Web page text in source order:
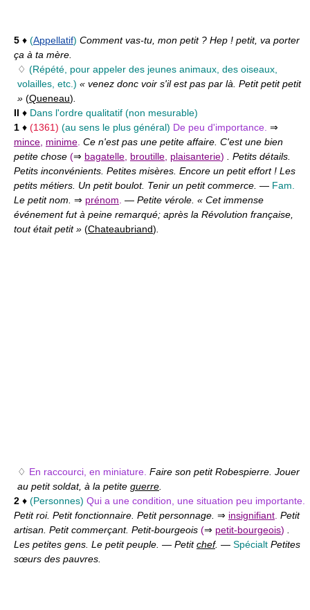
5 ♦ (Appellatif) Comment vas-tu, mon petit ? Hep ! petit, va porter
ça à ta mère.
♢ (Répété, pour appeler des jeunes animaux, des oiseaux,
volailles, etc.) « venez donc voir s'il est pas par là. Petit petit petit
» (Queneau).
II ♦ Dans l'ordre qualitatif (non mesurable)
1 ♦ (1361) (au sens le plus général) De peu d'importance. ⇒
mince, minime. Ce n'est pas une petite affaire. C'est une bien
petite chose (⇒ bagatelle, broutille, plaisanterie) . Petits détails.
Petits inconvénients. Petites misères. Encore un petit effort ! Les
petits métiers. Un petit boulot. Tenir un petit commerce. — Fam.
Le petit nom. ⇒ prénom. — Petite vérole. « Cet immense
événement fut à peine remarqué; après la Révolution française,
tout était petit » (Chateaubriand).
♢ En raccourci, en miniature. Faire son petit Robespierre. Jouer
au petit soldat, à la petite guerre.
2 ♦ (Personnes) Qui a une condition, une situation peu importante.
Petit roi. Petit fonctionnaire. Petit personnage. ⇒ insignifiant. Petit
artisan. Petit commerçant. Petit-bourgeois (⇒ petit-bourgeois) .
Les petites gens. Le petit peuple. — Petitchef. — Spécialt Petites
sœurs des pauvres.